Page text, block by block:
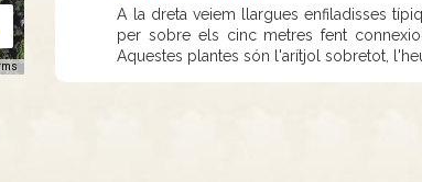
A la dreta veiem llargues enfiladisses
per sobre els cinc metres fent
Aquestes plantes són l'arítjol sobretot,